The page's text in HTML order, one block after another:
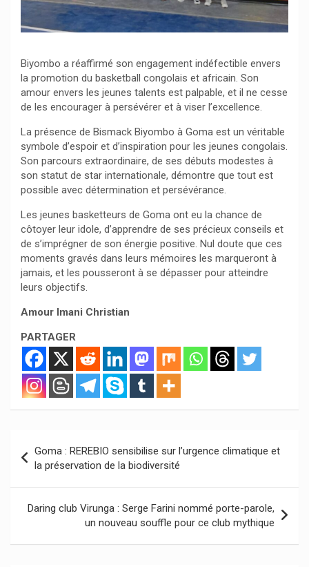
Biyombo a réaffirmé son engagement indéfectible envers
la promotion du basketball congolais et africain. Son
amour envers les jeunes talents est palpable, et il ne cesse
de les encourager à persévérer et à viser l’excellence.
La présence de Bismack Biyombo à Goma est un véritable
symbole d’espoir et d’inspiration pour les jeunes congolais.
Son parcours extraordinaire, de ses débuts modestes à
son statut de star internationale, démontre que tout est
possible avec détermination et persévérance.
Les jeunes basketteurs de Goma ont eu la chance de
côtoyer leur idole, d’apprendre de ses précieux conseils et
de s’imprégner de son énergie positive. Nul doute que ces
moments gravés dans leurs mémoires les marqueront à
jamais, et les pousseront à se dépasser pour atteindre
leurs objectifs.
Amour Imani Christian
PARTAGER
de
l’article
Goma : REREBIO sensibilise sur l’urgence climatique et
la préservation de la biodiversité
Daring club Virunga : Serge Farini nommé porte-parole,
un nouveau souffle pour ce club mythique